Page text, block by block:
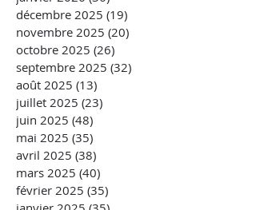
décembre 2025 (19)
novembre 2025 (20)
octobre 2025 (26)
septembre 2025 (32)
août 2025 (13)
juillet 2025 (23)
juin 2025 (48)
mai 2025 (35)
avril 2025 (38)
mars 2025 (40)
février 2025 (35)